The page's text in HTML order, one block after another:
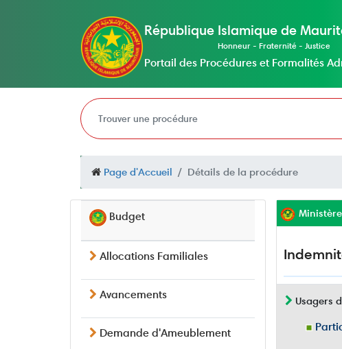
République Islamique de
Honneur - Fraternité - Justice
Portail des Procédures et Formalités
Page d'Accueil Détails de la procédure
Budget
Allocations Familiales
Avancements
Demande d'Ameublement
Usagers